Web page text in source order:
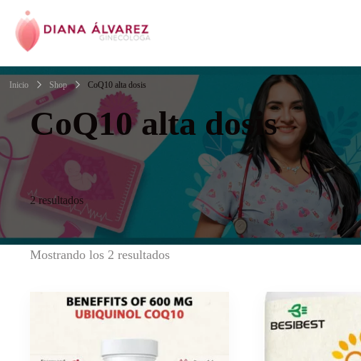
Inicio Shop CoQ10 alta dosis
CoQ10 alta dosis
2 resultados
Mostrando los 2 resultados